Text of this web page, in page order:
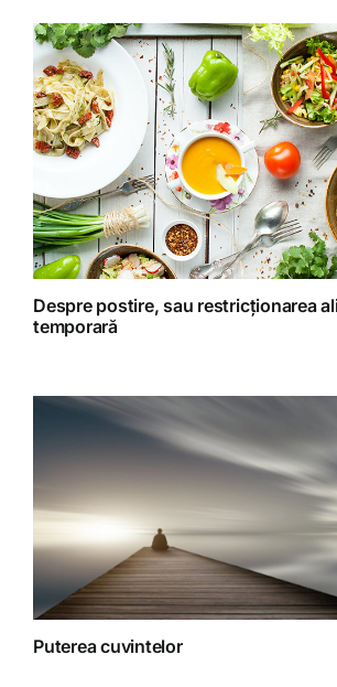
Homeopatie
Retete fructariene
Retete preparate
Retete Raw (nepreparate termic)
Despre postire, sau restricționarea
temporară
Puterea cuvintelor